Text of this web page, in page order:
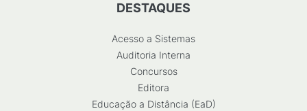
DESTAQUES
Acesso a Sistemas
Auditoria Interna
Concursos
Editora
Educação a Distância (EaD)